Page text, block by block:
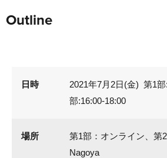
Outline
日時
2021年7月2日(金) 第1
部:16:00-18:00
場所
第1部：オンライン、第
Nagoya